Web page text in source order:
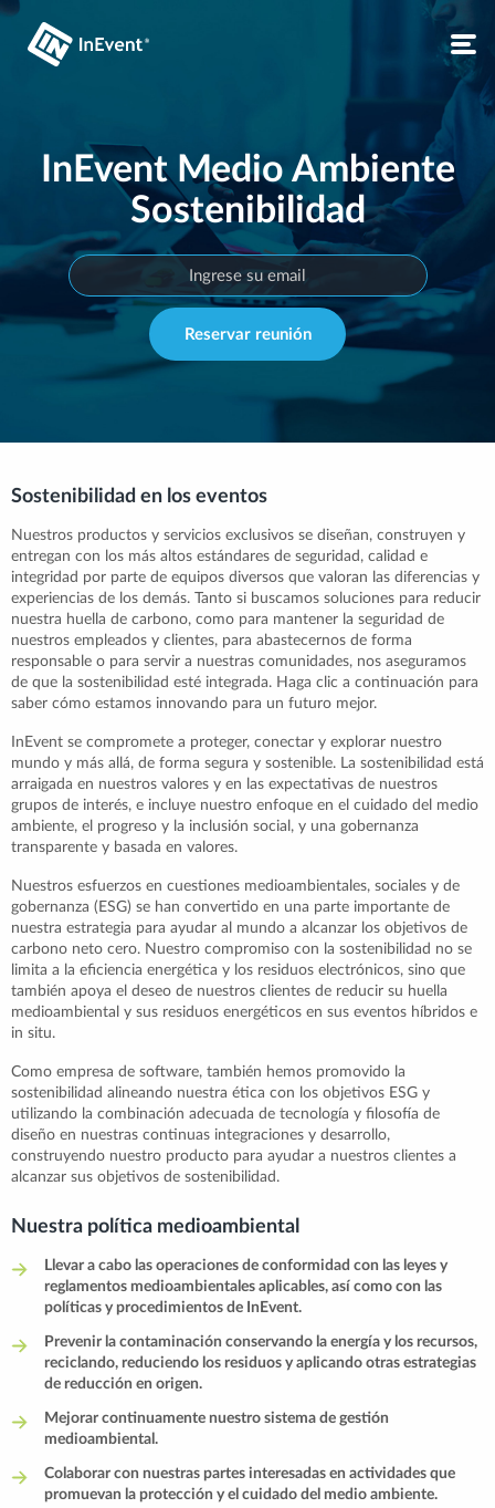
InEvent Medio Ambiente
Sostenibilidad
Reservar reunión
Sostenibilidad en los eventos
Nuestros productos y servicios exclusivos se diseñan, construyen y
entregan con los más altos estándares de seguridad, calidad e
integridad por parte de equipos diversos que valoran las diferencias y
experiencias de los demás. Tanto si buscamos soluciones para reducir
nuestra huella de carbono, como para mantener la seguridad de
nuestros empleados y clientes, para abastecernos de forma
responsable o para servir a nuestras comunidades, nos aseguramos
de que la sostenibilidad esté integrada. Haga clic a continuación para
saber cómo estamos innovando para un futuro mejor.
InEvent se compromete a proteger, conectar y explorar nuestro
mundo y más allá, de forma segura y sostenible. La sostenibilidad está
arraigada en nuestros valores y en las expectativas de nuestros
grupos de interés, e incluye nuestro enfoque en el cuidado del medio
ambiente, el progreso y la inclusión social, y una gobernanza
transparente y basada en valores.
Nuestros esfuerzos en cuestiones medioambientales, sociales y de
gobernanza (ESG) se han convertido en una parte importante de
nuestra estrategia para ayudar al mundo a alcanzar los objetivos de
carbono neto cero. Nuestro compromiso con la sostenibilidad no se
limita a la eficiencia energética y los residuos electrónicos, sino que
también apoya el deseo de nuestros clientes de reducir su huella
medioambiental y sus residuos energéticos en sus eventos híbridos e
in situ.
Como empresa de software, también hemos promovido la
sostenibilidad alineando nuestra ética con los objetivos ESG y
utilizando la combinación adecuada de tecnología y filosofía de
diseño en nuestras continuas integraciones y desarrollo,
construyendo nuestro producto para ayudar a nuestros clientes a
alcanzar sus objetivos de sostenibilidad.
Nuestra política medioambiental
Llevar a cabo las operaciones de conformidad con las leyes y
reglamentos medioambientales aplicables, así como con las
políticas y procedimientos de InEvent.
Prevenir la contaminación conservando la energía y los recursos,
reciclando, reduciendo los residuos y aplicando otras estrategias
de reducción en origen.
Mejorar continuamente nuestro sistema de gestión
medioambiental.
Colaborar con nuestras partes interesadas en actividades que
promuevan la protección y el cuidado del medio ambiente.